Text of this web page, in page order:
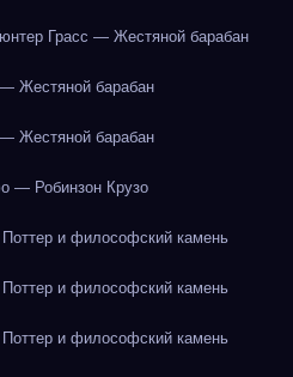
Грасс — Жестяной барабан
Жестяной барабан
Жестяной барабан
— Робинзон Крузо
и философский камень
и философский камень
и философский камень